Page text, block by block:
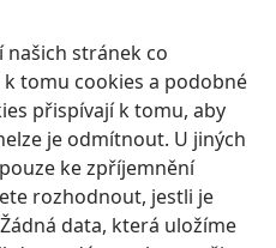
našich stránek co
tomu cookies a podobné
přispívají k tomu, aby
je odmítnout. U jiných
ke zpříjemnění
rozhodnout, jestli je
data, která uložíme
věže